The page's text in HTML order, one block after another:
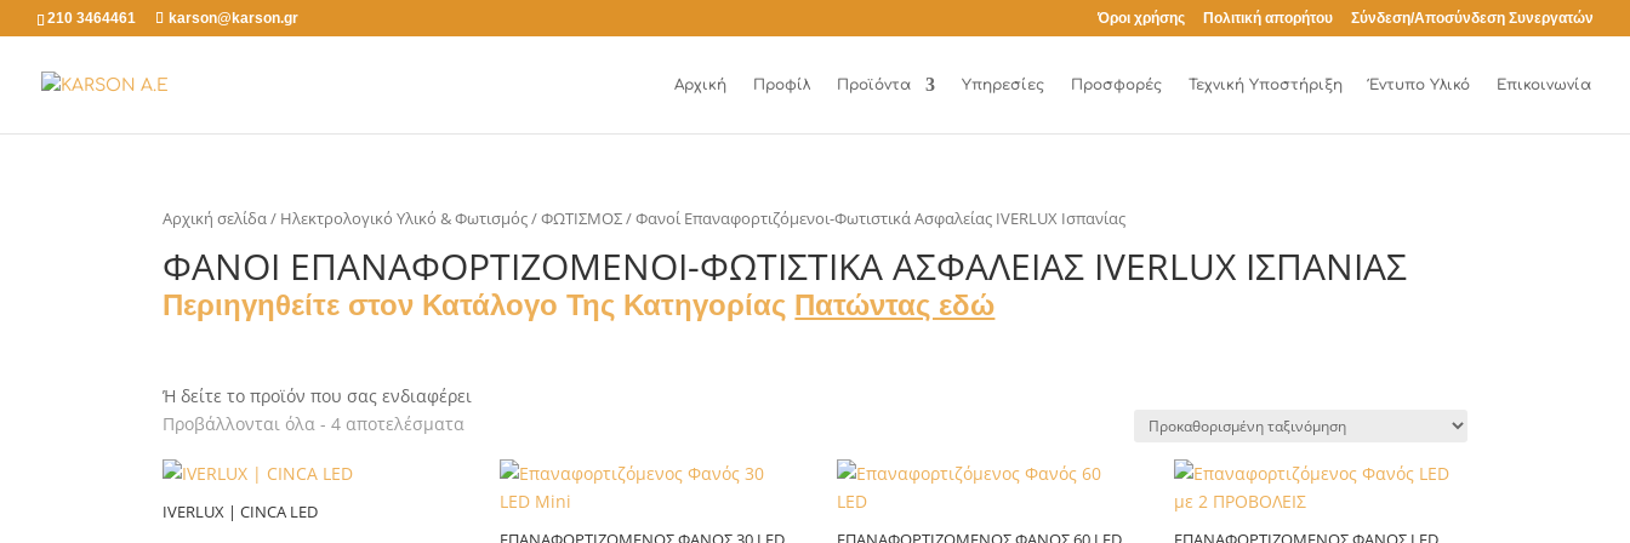
210 3464461 karson@karson.gr Όροι χρήσης Πολιτική απορήτου Σύνδεση/Αποσύνδεση Συνεργατών
Αρχική Προφίλ Προϊόντα Υπηρεσίες Προσφορές Τεχνική Υποστήριξη Έντυπο Υλικό Επικοινωνία
Αρχική σελίδα/ Ηλεκτρολογικό Υλικό & Φωτισμός/ΦΩΤΙΣΜΟΣ/ Φανοί Επαναφορτιζόμενοι-Φωτιστικά Ασφαλείας IVERLUX Ισπανίας
ΦΑΝΟΊ ΕΠΑΝΑΦΟΡΤΙΖΌΜΕΝΟΙ-ΦΩΤΙΣΤΙΚΆ ΑΣΦΑΛΕΊΑΣ IVERLUX ΙΣΠΑΝΊΑΣ
Περιηγηθείτε στον Κατάλογο Της Κατηγορίας Πατώντας εδώ
Ή δείτε το προϊόν που σας ενδιαφέρει
Προβάλλονται όλα - 4 αποτελέσματα
IVERLUX | CINCA LED